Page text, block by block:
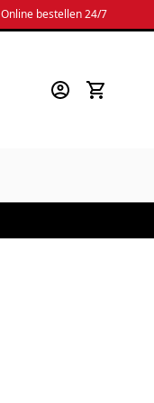
Online bestellen 24/7